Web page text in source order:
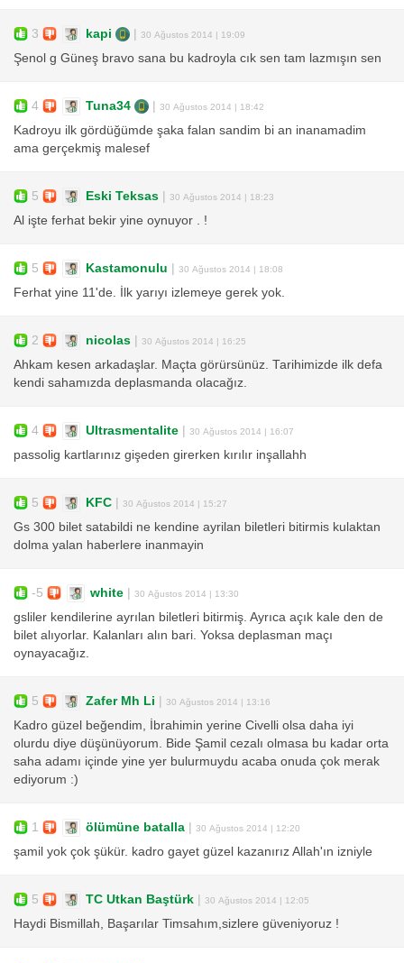
3 kapi | 30 Ağustos 2014 | 19:09
Şenol g Güneş bravo sana bu kadroyla cık sen tam lazmışın sen
4 Tuna34 | 30 Ağustos 2014 | 18:42
Kadroyu ilk gördüğümde şaka falan sandim bi an inanamadim
ama gerçekmiş malesef
5 Eski Teksas | 30 Ağustos 2014 | 18:23
Al işte ferhat bekir yine oynuyor . !
5 Kastamonulu | 30 Ağustos 2014 | 18:08
Ferhat yine 11'de. İlk yarıyı izlemeye gerek yok.
2 nicolas | 30 Ağustos 2014 | 16:25
Ahkam kesen arkadaşlar. Maçta görürsünüz. Tarihimizde ilk defa
kendi sahamızda deplasmanda olacağız.
4 Ultrasmentalite | 30 Ağustos 2014 | 16:07
passolig kartlarınız gişeden girerken kırılır inşallahh
5 KFC | 30 Ağustos 2014 | 15:27
Gs 300 bilet satabildi ne kendine ayrilan biletleri bitirmis kulaktan
dolma yalan haberlere inanmayin
-5 white | 30 Ağustos 2014 | 13:30
gsliler kendilerine ayrılan biletleri bitirmiş. Ayrıca açık kale den de
bilet alıyorlar. Kalanları alın bari. Yoksa deplasman maçı
oynayacağız.
5 Zafer Mh Li | 30 Ağustos 2014 | 13:16
Kadro güzel beğendim, İbrahimin yerine Civelli olsa daha iyi
olurdu diye düşünüyorum. Bide Şamil cezalı olmasa bu kadar orta
saha adamı içinde yine yer bulurmuydu acaba onuda çok merak
ediyorum :)
1 ölümüne batalla | 30 Ağustos 2014 | 12:20
şamil yok çok şükür. kadro gayet güzel kazanırız Allah'ın izniyle
5 TC Utkan Baştürk | 30 Ağustos 2014 | 12:05
Haydi Bismillah, Başarılar Timsahım,sizlere güveniyoruz !